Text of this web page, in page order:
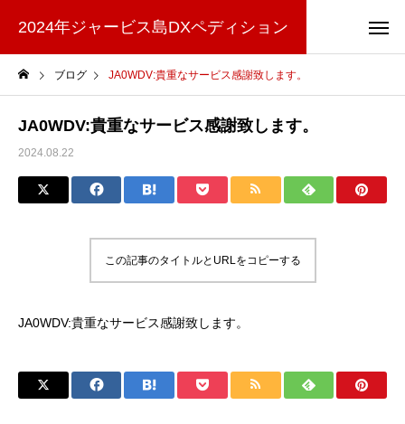
2024年ジャービス島DXペディション
ブログ JA0WDV:貴重なサービス感謝致します。
JA0WDV:貴重なサービス感謝致します。
2024.08.22
この記事のタイトルとURLをコピーする
JA0WDV:貴重なサービス感謝致します。